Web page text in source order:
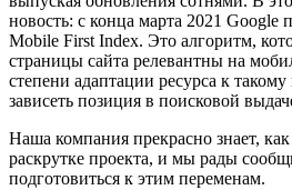
новость: с конца марта 2021
Mobile First Index. Это алгоритм,
страницы сайта релевантны на
степени адаптации ресурса к
зависеть позиция в поисковой
Наша компания прекрасно знает,
раскрутке проекта, и мы рады
подготовиться к этим переменам.